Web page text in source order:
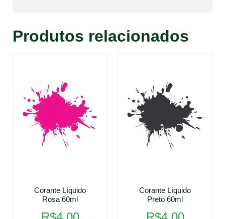
Produtos relacionados
Corante Líquido
Rosa 60ml
Corante Líquido
Preto 60ml